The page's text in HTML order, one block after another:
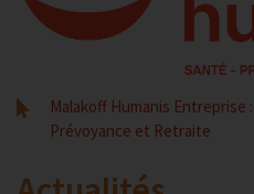
Malakoff Humanis
Prévoyance et Retraite